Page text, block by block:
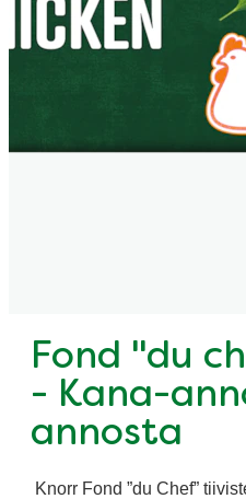
Fond "du
- Kana-
annosta
Knorr Fond ”du Chef”